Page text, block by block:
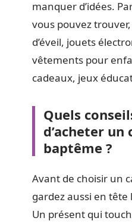
manquer d’idées.
vous pouvez
d’éveil, jouets
vêtements pour
cadeaux, jeux
Quels
d’acheter un
baptême ?
Avant de choisir un
gardez aussi en
Un présent qui